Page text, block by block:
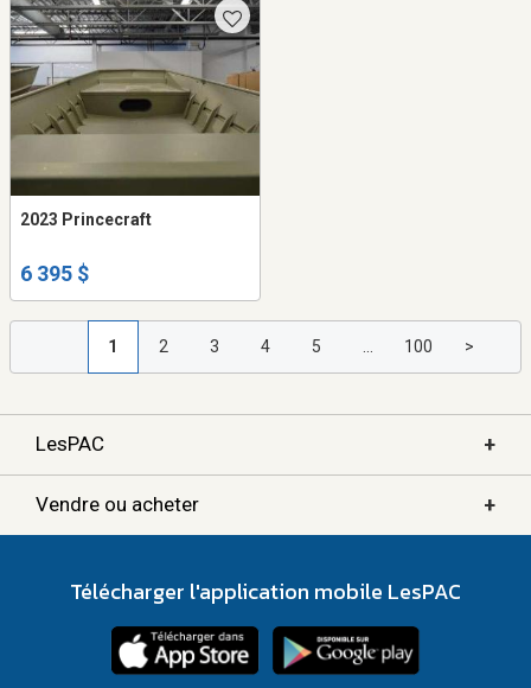
2023 Princecraft
6 395 $
1 2 3 4 5 ... 100 >
LesPAC +
Vendre ou acheter +
Télécharger l'application mobile LesPAC